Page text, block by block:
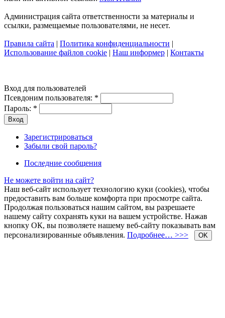
Администрация сайта ответственности за материалы и
ссылки, размещаемые пользователями, не несет.
Правила сайта | Политика конфиденциальности |
Использование файлов cookie | Наш информер | Контакты
Вход для пользователей
Псевдоним пользователя: *
Пароль: *
Зарегистрироваться
Забыли свой пароль?
Последние сообщения
Не можете войти на сайт?
Наш веб-сайт использует технологию куки (cookies), чтобы
предоставить вам больше комфорта при просмотре сайта.
Продолжая пользоваться нашим сайтом, вы разрешаете
нашему сайту сохранять куки на вашем устройстве. Нажав
кнопку ОК, вы позволяете нашему веб-сайту показывать вам
персонализированные объявления. Подробнее… >>> OK